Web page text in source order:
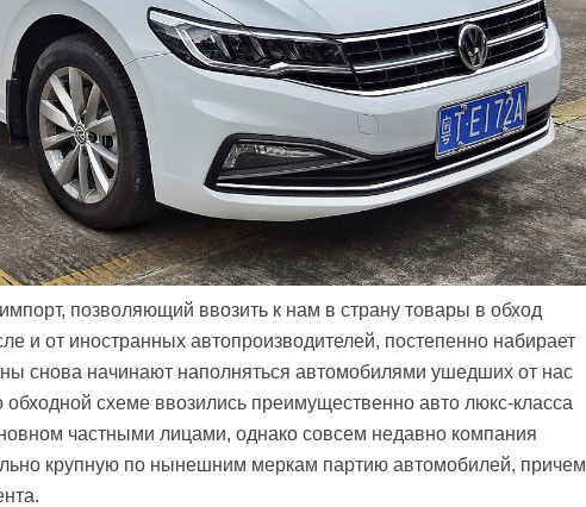
позволяющий ввозить к нам в страну товары в обход
и от иностранных автопроизводителей, постепенно набирает
снова начинают наполняться автомобилями ушедших от нас
схеме ввозились преимущественно авто люкс-класса
частными лицами, однако совсем недавно компания
крупную по нынешним меркам партию автомобилей, причем